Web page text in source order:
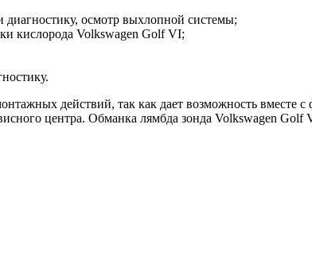
диагностику, осмотр выхлопной системы;
кислорода Volkswagen Golf VI;
действий, так как дает возможность вместе
центра. Обманка лямбда зонда Volkswagen Golf